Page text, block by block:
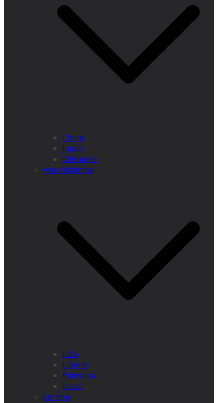
China
Japão
Vietname
Ásia Ocidental
Irão
Líbano
Palestina
Israel
Europa